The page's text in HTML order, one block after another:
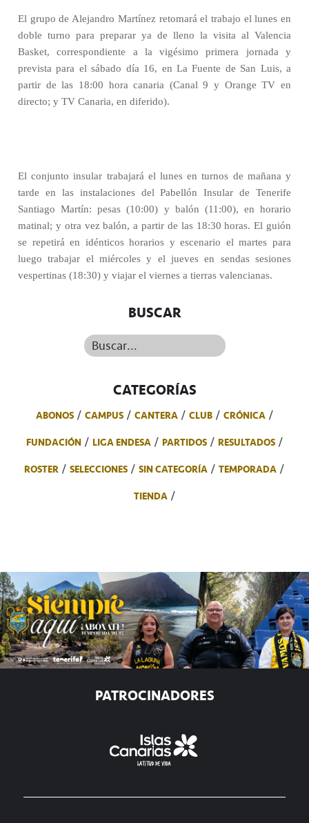
El grupo de Alejandro Martínez retomará el trabajo el lunes en
doble turno para preparar ya de lleno la visita al Valencia
Basket, correspondiente a la vigésimo primera jornada y
prevista para el sábado día 16, en La Fuente de San Luis, a
partir de las 18:00 hora canaria (Canal 9 y Orange TV en
directo; y TV Canaria, en diferido).
El conjunto insular trabajará el lunes en turnos de mañana y
tarde en las instalaciones del Pabellón Insular de Tenerife
Santiago Martín: pesas (10:00) y balón (11:00), en horario
matinal; y otra vez balón, a partir de las 18:30 horas. El guión
se repetirá en idénticos horarios y escenario el martes para
luego trabajar el miércoles y el jueves en sendas sesiones
vespertinas (18:30) y viajar el viernes a tierras valencianas.
BUSCAR
Buscar...
CATEGORÍAS
ABONOS CAMPUS CANTERA CLUB
CRÓNICA
FUNDACIÓN
LIGA ENDESA PARTIDOS
RESULTADOS
ROSTER
SELECCIONES SIN CATEGORÍA
TEMPORADA
TIENDA
PATROCINADORES